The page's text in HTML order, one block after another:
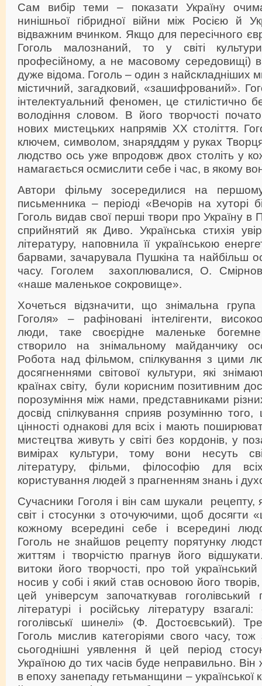
Сам вибір теми – показати Україну
нинішньої гібридної війни між Росією й
відважним вчинком. Якщо для пересічного
Гоголь малознаний, то у світі
професійному, а не масовому середовищі)
дуже відома. Гоголь – один з найскладніших
містичний, загадковий, «зашифрований».
інтелектуальний феномен, це стилістично
володіння словом. В його творчості
нових мистецьких напрямів ХХ століття.
ключем, символом, знаряддям у руках
людство ось уже впродовж двох століть у
намагається осмислити себе і час, в якому
Автори фільму зосередилися на першому
письменника – періоді «Вечорів на хуторі
Гоголь видав свої перші твори про Україну в
сприйнятий як Диво. Українська стихія
літературу, наповнила її українською
барвами, зачарувала Пушкіна та найбільш
часу. Гоголем захоплювалися, О.
«наше маленькое сокровище».
Хочеться відзначити, що знімальна група
Гоголя» – рафіновані інтелігенти,
люди, таке своєрідне маленьке
створило на знімальному майданчику
Робота над фільмом, спілкування з цими
досягненнями світової культури, які
країнах світу, були корисним позитивним
порозуміння між нами, представниками
досвід спілкування сприяв розумінню того,
цінності однакові для всіх і мають
мистецтва живуть у світі без кордонів, у
вимірах культури, тому вони несуть
літературу, фільми, філософію для
користування людей з прагненням знань і
Сучасники Гоголя і він сам шукали рецепту,
світ і стосунки з оточуючими, щоб досягти
кожному всередині себе і всередині
Гоголь не знайшов рецепту порятунку
життям і творчістю прагнув його
витоки його творчості, про той
носив у собі і який став основою його
цей універсум започаткував гоголівський
літературі і російську літературу
гоголівськї шинелі» (Ф. Достоєвський).
Гоголь мислив категоріями свого часу, тож
сьогоднішні уявлення й цей період
Україною до тих часів буде неправильно. Він
в епоху занепаду гетьманщини – української